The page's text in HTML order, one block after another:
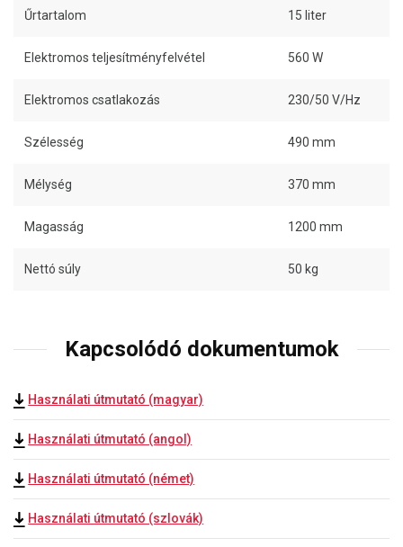
Űrtartalom 15 liter
Elektromos teljesítményfelvétel 560 W
Elektromos csatlakozás 230/50 V/Hz
Szélesség 490 mm
Mélység 370 mm
Magasság 1200 mm
Nettó súly 50 kg
Kapcsolódó dokumentumok
Használati útmutató (magyar)
Használati útmutató (angol)
Használati útmutató (német)
Használati útmutató (szlovák)